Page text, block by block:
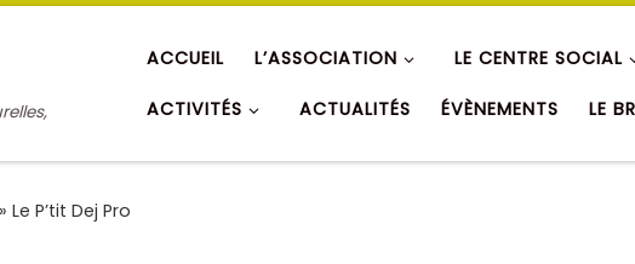
ACCUEIL L’ASSOCIATION LE CENTRE SOCIAL
ACTIVITÉS ACTUALITÉS ÉVÈNEMENTS LE
» Le P’tit Dej Pro